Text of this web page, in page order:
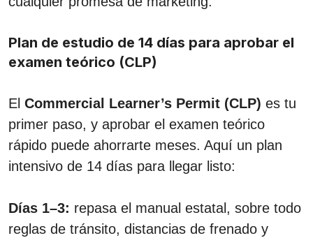
Plan de estudio de 14 días para aprobar el
examen teórico (CLP)
El Commercial Learner’s Permit (CLP) es tu
primer paso, y aprobar el examen teórico
rápido puede ahorrarte meses. Aquí un plan
intensivo de 14 días para llegar listo:
Días 1–3: repasa el manual estatal, sobre todo
reglas de tránsito, distancias de frenado y